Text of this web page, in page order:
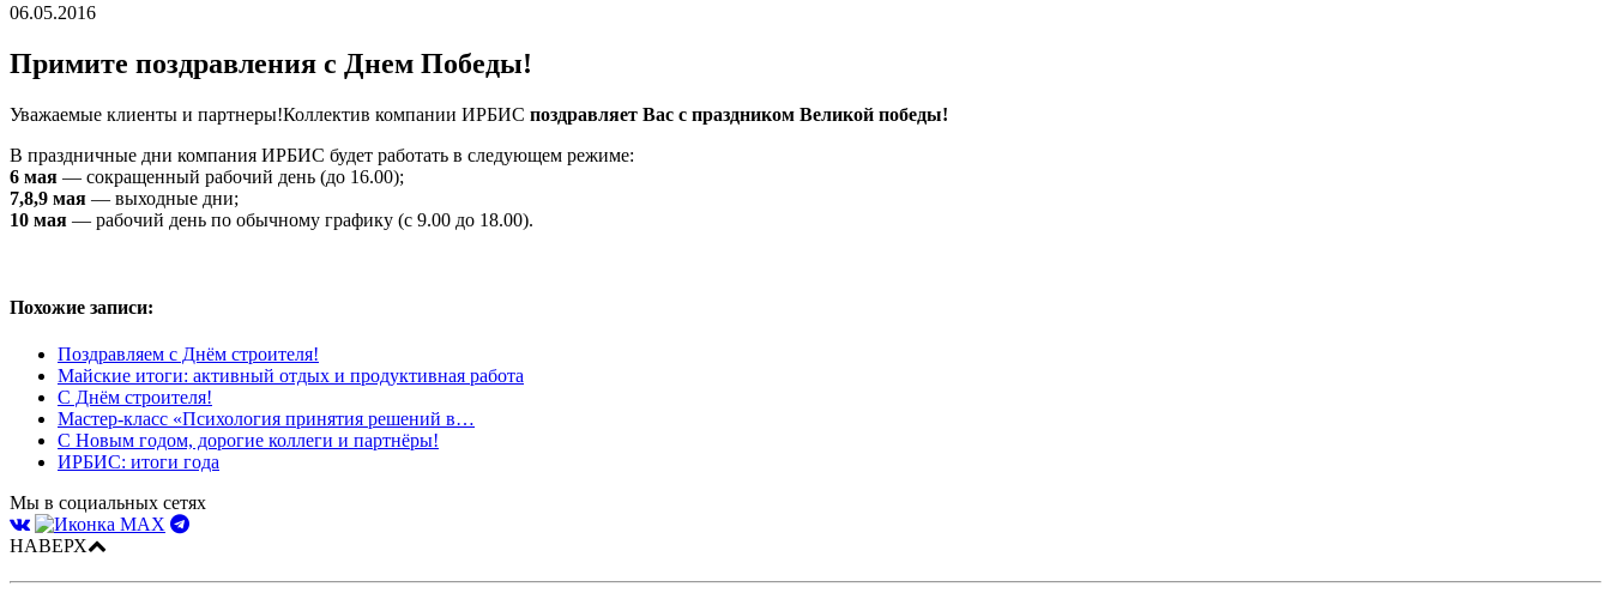
06.05.2016
Примите поздравления с Днем Победы!
Уважаемые клиенты и партнеры!Коллектив компании ИРБИС поздравляет Вас с праздником Великой победы!
В праздничные дни компания ИРБИС будет работать в следующем режиме:
6 мая — сокращенный рабочий день (до 16.00);
7,8,9 мая — выходные дни;
10 мая — рабочий день по обычному графику (с 9.00 до 18.00).
Похожие записи:
Поздравляем с Днём строителя!
Майские итоги: активный отдых и продуктивная работа
С Днём строителя!
Мастер-класс «Психология принятия решений в…
С Новым годом, дорогие коллеги и партнёры!
ИРБИС: итоги года
Мы в социальных сетях
НАВЕРХ